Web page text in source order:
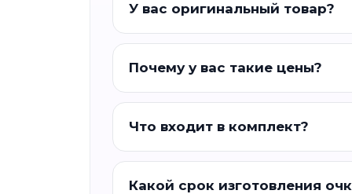
У вас оригинальный товар?
Почему у вас такие цены?
Что входит в комплект?
Какой срок изготовления